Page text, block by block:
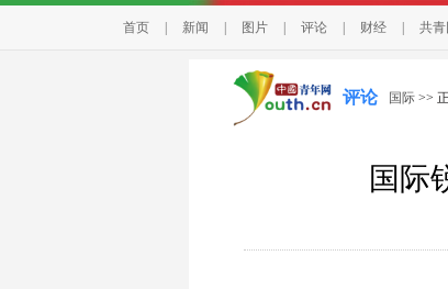
首页 新闻 图片 评论 财经 共青
评论 国际 >>
国际